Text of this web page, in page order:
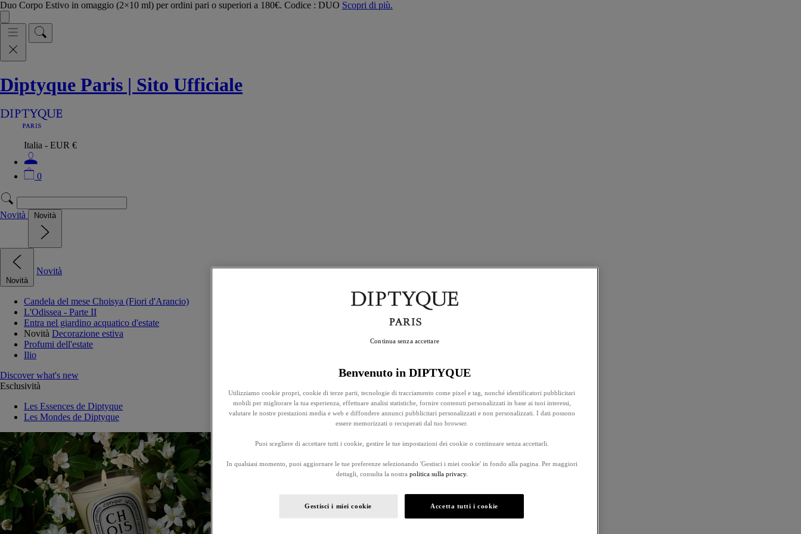
Duo Corpo Estivo in omaggio (2×10 ml) per ordini pari o superiori a 180€. Codice : DUO Scopri di più.
Diptyque Paris | Sito Ufficiale
Italia - EUR €
0
Novità Novità
Novità
Novità
Candela del mese Choisya (Fiori d'Arancio)
L'Odissea - Parte II
Entra nel giardino acquatico d'estate
Novità Decorazione estiva
Profumi dell'estate
Ilio
Discover what's new
Esclusività
Les Essences de Diptyque
Les Mondes de Diptyque
Benvenuto in DIPTYQUE
Utilizziamo cookie propri, cookie di terze parti, tecnologie di tracciamento come pixel e tag, nonché identificatori pubblicitari
mobili per migliorare la tua esperienza, effettuare analisi statistiche, fornire contenuti personalizzati in base ai tuoi interessi,
valutare le nostre prestazioni media e web e diffondere annunci pubblicitari personalizzati e non personalizzati. I dati possono
essere memorizzati o recuperati dal tuo browser.
Puoi scegliere di accettare tutti i cookie, gestire le tue impostazioni dei cookie o continuare senza accettarli.
In qualsiasi momento, puoi aggiornare le tue preferenze selezionando 'Gestisci i miei cookie' in fondo alla pagina. Per maggiori
dettagli, consulta la nostra politica sulla privacy.
Gestisci i miei cookie Accetta tutti i cookie
Continua senza accettare